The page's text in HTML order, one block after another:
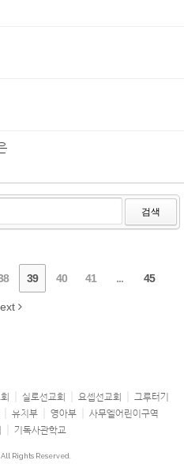
검색
39 40 41 ... 45
실로선교회 요셉선교회
그루터기
유치부 영아부
사무엘어린이구역
기독사관학교
All Rights Reserved.